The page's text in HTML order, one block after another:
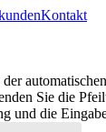
Kontakt
Sie die
und die